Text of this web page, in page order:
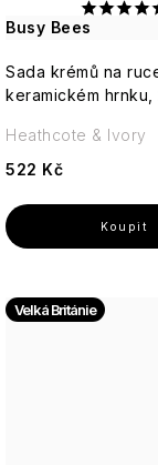
Busy Bees
Sada krémů na
keramickém hrnku,
522 Kč
Heathcote & Ivory
Velká Británie